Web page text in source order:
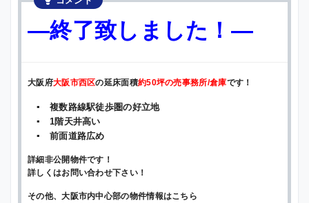
—終了致しました！—
大阪府大阪市西区の延床面積約50坪の売事務所/倉庫です！
▪ 複数路線駅徒歩圏の好立地
▪ 1階天井高い
▪ 前面道路広め
詳細非公開物件です！
詳しくはお問い合わせ下さい！
その他、大阪市内中心部の物件情報はこちら